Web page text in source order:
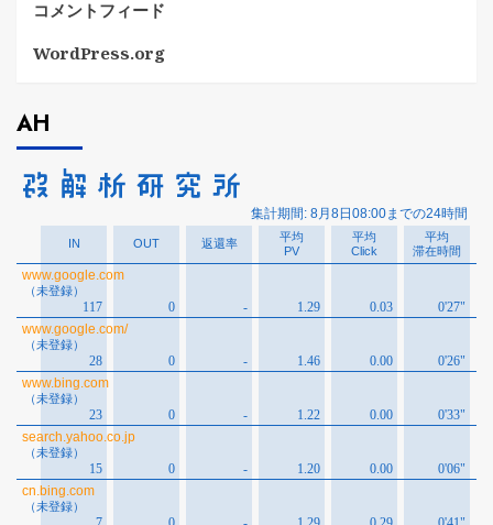
コメントフィード
WordPress.org
AH